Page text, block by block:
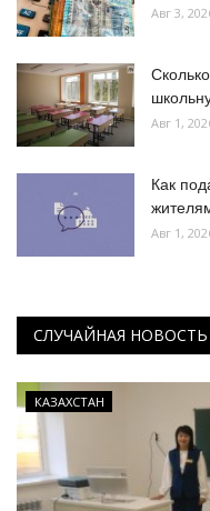
Авг 3,
Авг 1,
Как
Авг 1,
СЛУЧАЙНАЯ НОВОСТЬ
КАЗАХСТАН